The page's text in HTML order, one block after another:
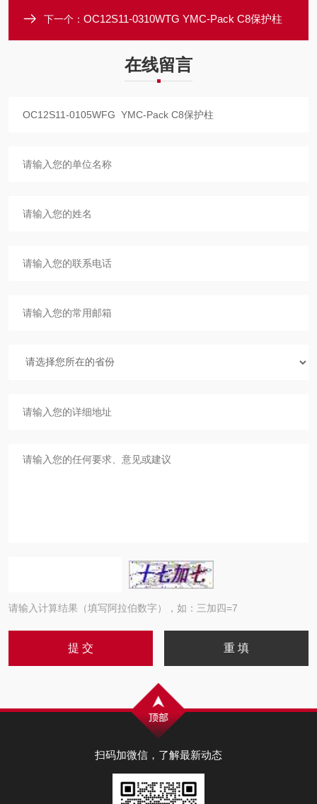
下一个： OC12S11-0310WTG YMC-Pack C8保护柱
在线留言
请输入计算结果（填写阿拉伯数字），如：三加四=7
扫码加微信，了解最新动态